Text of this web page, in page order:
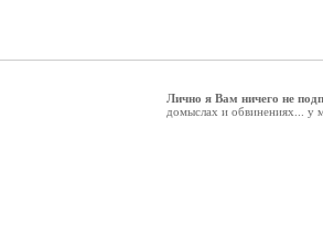
Лично я Вам ничего не
домыслах и обвинениях... у